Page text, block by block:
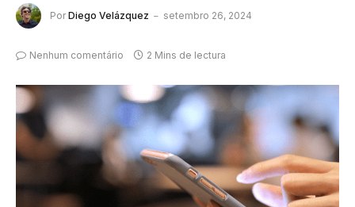
Por Diego Velázquez setembro 26, 2024
Nenhum comentário 2 Mins de lectura